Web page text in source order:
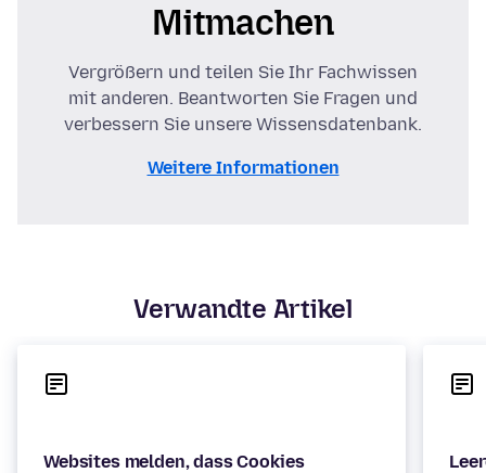
Mitmachen
Vergrößern und teilen Sie Ihr Fachwissen
mit anderen. Beantworten Sie Fragen und
verbessern Sie unsere Wissensdatenbank.
Weitere Informationen
Verwandte Artikel
Websites melden, dass Cookies